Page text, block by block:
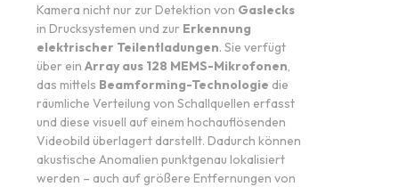
Kamera nicht nur zur Detektion von Gaslecks
in Drucksystemen und zur Erkennung
elektrischer Teilentladungen. Sie verfügt
über ein Array aus 128 MEMS-Mikrofonen,
das mittels Beamforming-Technologie die
räumliche Verteilung von Schallquellen erfasst
und diese visuell auf einem hochauflösenden
Videobild überlagert darstellt. Dadurch können
akustische Anomalien punktgenau lokalisiert
werden – auch auf größere Entfernungen von